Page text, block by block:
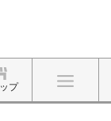
プ